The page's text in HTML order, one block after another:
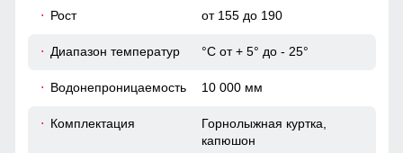
Рост от 155 до 190
Диапазон температур °С от + 5° до - 25°
Водонепроницаемость 10 000 мм
Комплектация
Горнолыжная куртка,
капюшон